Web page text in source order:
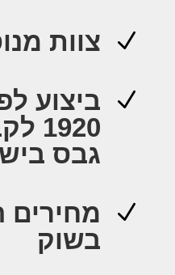
N צוות
N
ביצוע
גבס
N
מחירים
בשוק